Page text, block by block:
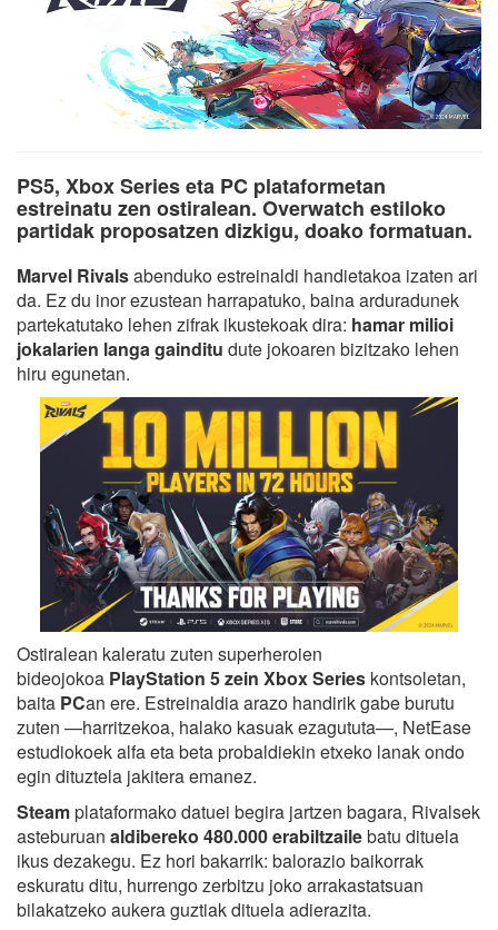
PS5, Xbox Series eta PC plataformetan
estreinatu zen ostiralean. Overwatch estiloko
partidak proposatzen dizkigu, doako formatuan.
Marvel Rivalsabenduko estreinaldi handietakoa izaten ari
da. Ez du inor ezustean harrapatuko, baina arduradunek
partekatutako lehen zifrak ikustekoak dira: hamar milioi
jokalarien langa gainditu dute jokoaren bizitzako lehen
hiru egunetan.
Ostiralean kaleratu zuten superheroien
bideojokoa PlayStation 5 zein Xbox Series kontsoletan,
baita PCan ere. Estreinaldia arazo handirik gabe burutu
zuten —harritzekoa, halako kasuak ezagututa—, NetEase
estudiokoek alfa eta beta probaldiekin etxeko lanak ondo
egin dituztela jakitera emanez.
Steamplataformako datuei begira jartzen bagara, Rivalsek
asteburuan aldibereko 480.000 erabiltzailebatu dituela
ikus dezakegu. Ez hori bakarrik: balorazio baikorrak
eskuratu ditu, hurrengo zerbitzu joko arrakastatsuan
bilakatzeko aukera guztiak dituela adierazita.